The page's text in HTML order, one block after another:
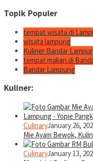
Topik Populer
tempat wisata di
wisata lampung
Kuliner Bandar
tempat makan di
Bandar Lampung
Kuliner:
CulinaryJanuary 26,
Mie Ayam Bewok,
CulinaryJanuary 13,